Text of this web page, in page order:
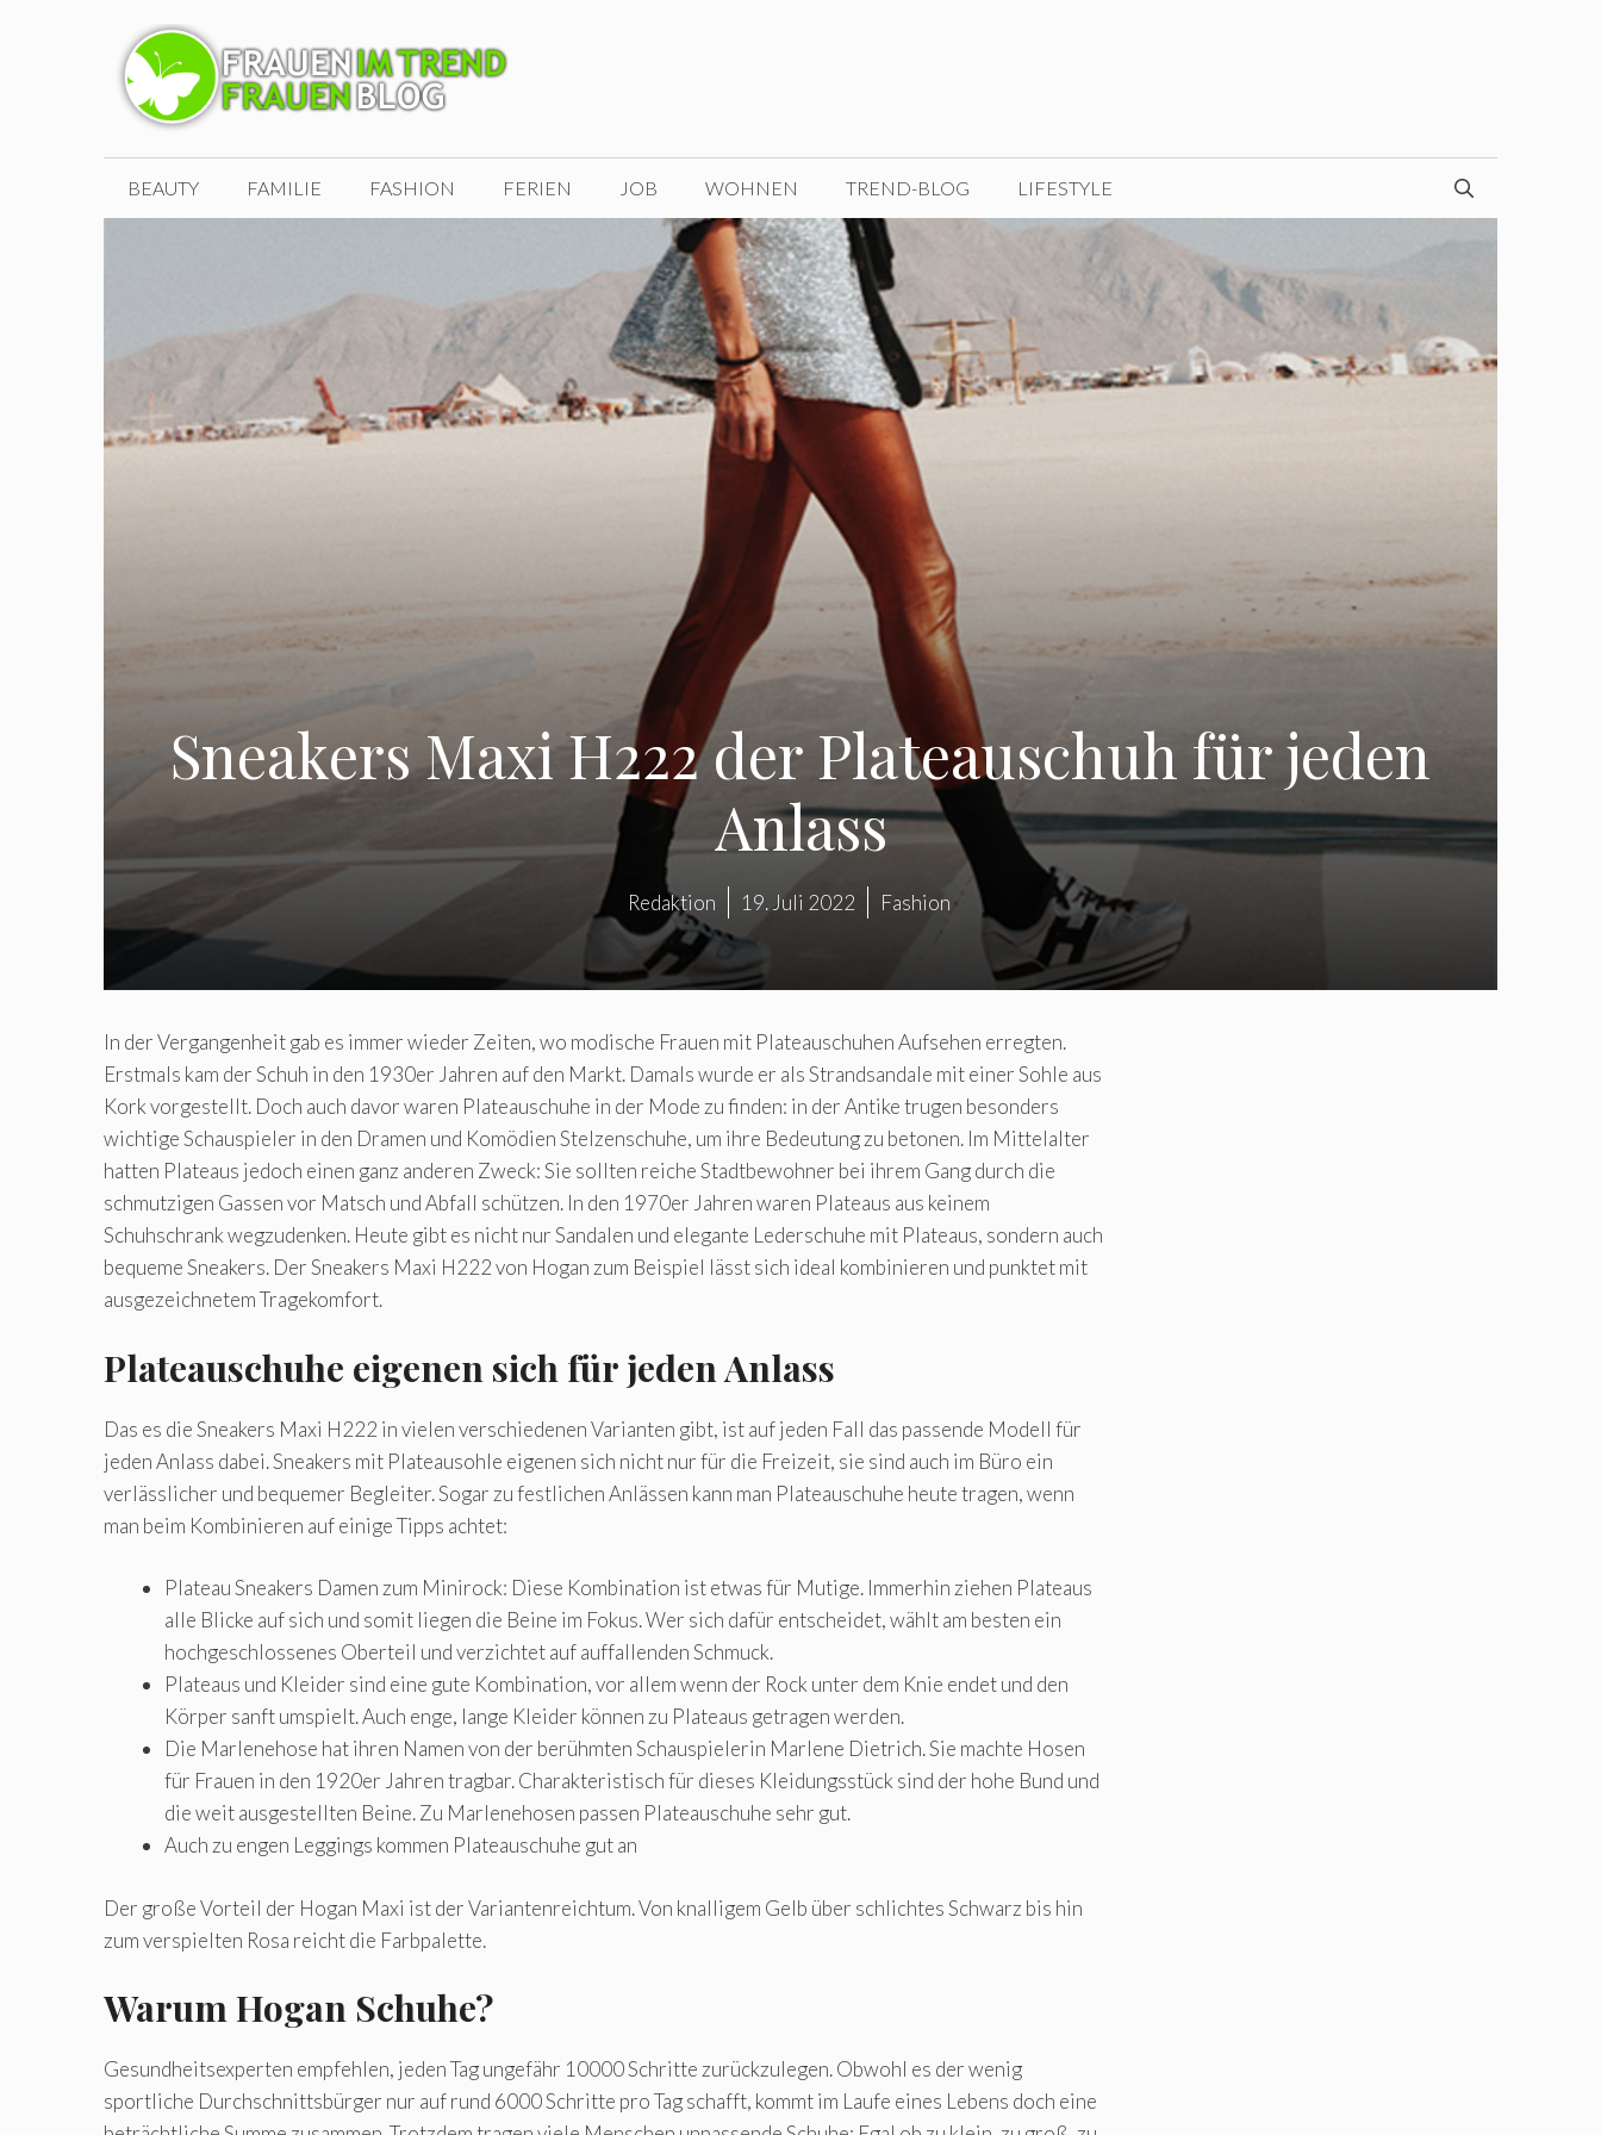
BEAUTY FAMILIE FASHION FERIEN JOB WOHNEN TREND-BLOG LIFESTYLE
Sneakers Maxi H222 der Plateauschuh für jeden
Anlass
Redaktion 19. Juli 2022 Fashion
In der Vergangenheit gab es immer wieder Zeiten, wo modische Frauen mit Plateauschuhen Aufsehen erregten.
Erstmals kam der Schuh in den 1930er Jahren auf den Markt. Damals wurde er als Strandsandale mit einer Sohle aus
Kork vorgestellt. Doch auch davor waren Plateauschuhe in der Mode zu finden: in der Antike trugen besonders
wichtige Schauspieler in den Dramen und Komödien Stelzenschuhe, um ihre Bedeutung zu betonen. Im Mittelalter
hatten Plateaus jedoch einen ganz anderen Zweck: Sie sollten reiche Stadtbewohner bei ihrem Gang durch die
schmutzigen Gassen vor Matsch und Abfall schützen. In den 1970er Jahren waren Plateaus aus keinem
Schuhschrank wegzudenken. Heute gibt es nicht nur Sandalen und elegante Lederschuhe mit Plateaus, sondern auch
bequeme Sneakers. Der Sneakers Maxi H222 von Hogan zum Beispiel lässt sich ideal kombinieren und punktet mit
ausgezeichnetem Tragekomfort.
Plateauschuhe eigenen sich für jeden Anlass
Das es die Sneakers Maxi H222 in vielen verschiedenen Varianten gibt, ist auf jeden Fall das passende Modell für
jeden Anlass dabei. Sneakers mit Plateausohle eigenen sich nicht nur für die Freizeit, sie sind auch im Büro ein
verlässlicher und bequemer Begleiter. Sogar zu festlichen Anlässen kann man Plateauschuhe heute tragen, wenn
man beim Kombinieren auf einige Tipps achtet:
Plateau Sneakers Damen zum Minirock: Diese Kombination ist etwas für Mutige. Immerhin ziehen Plateaus
alle Blicke auf sich und somit liegen die Beine im Fokus. Wer sich dafür entscheidet, wählt am besten ein
hochgeschlossenes Oberteil und verzichtet auf auffallenden Schmuck.
Plateaus und Kleider sind eine gute Kombination, vor allem wenn der Rock unter dem Knie endet und den
Körper sanft umspielt. Auch enge, lange Kleider können zu Plateaus getragen werden.
Die Marlenehose hat ihren Namen von der berühmten Schauspielerin Marlene Dietrich. Sie machte Hosen
für Frauen in den 1920er Jahren tragbar. Charakteristisch für dieses Kleidungsstück sind der hohe Bund und
die weit ausgestellten Beine. Zu Marlenehosen passen Plateauschuhe sehr gut.
Auch zu engen Leggings kommen Plateauschuhe gut an
Der große Vorteil der Hogan Maxi ist der Variantenreichtum. Von knalligem Gelb über schlichtes Schwarz bis hin
zum verspielten Rosa reicht die Farbpalette.
Warum Hogan Schuhe?
Gesundheitsexperten empfehlen, jeden Tag ungefähr 10000 Schritte zurückzulegen. Obwohl es der wenig
sportliche Durchschnittsbürger nur auf rund 6000 Schritte pro Tag schafft, kommt im Laufe eines Lebens doch eine